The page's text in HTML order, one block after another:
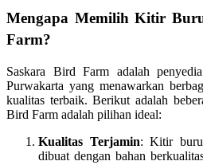
Mengapa Memilih Kitir
Farm?
Saskara Bird Farm adalah
Purwakarta yang menawarkan
kualitas terbaik. Berikut adalah
Bird Farm adalah pilihan ideal:
Kualitas Terjamin: Kitir
dibuat dengan bahan